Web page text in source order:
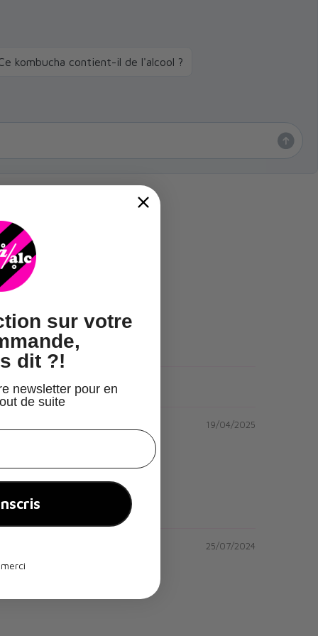
kombucha contient-il de l'alcool ?
19/04/2025
25/07/2024
sur votre
dit ?!
newsletter pour en
de suite